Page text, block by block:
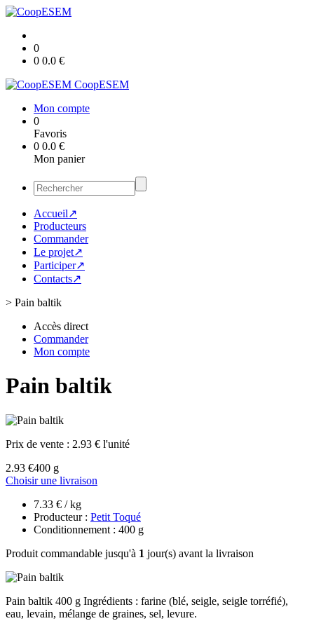
0
0 0.0 €
CoopESEM
Mon compte
0
Favoris
0 0.0 €
Mon panier
Accueil↗
Producteurs
Commander
Le projet↗
Participer↗
Contacts↗
> Pain baltik
Accès direct
Commander
Mon compte
Pain baltik
Prix de vente : 2.93 € l'unité
2.93 €400 g
Choisir une livraison
7.33 € / kg
Producteur : Petit Toqué
Conditionnement : 400 g
Produit commandable jusqu'à 1 jour(s) avant la livraison
Pain baltik 400 g Ingrédients : farine (blé, seigle, seigle torréfié),
eau, levain, mélange de graines, sel, levure.